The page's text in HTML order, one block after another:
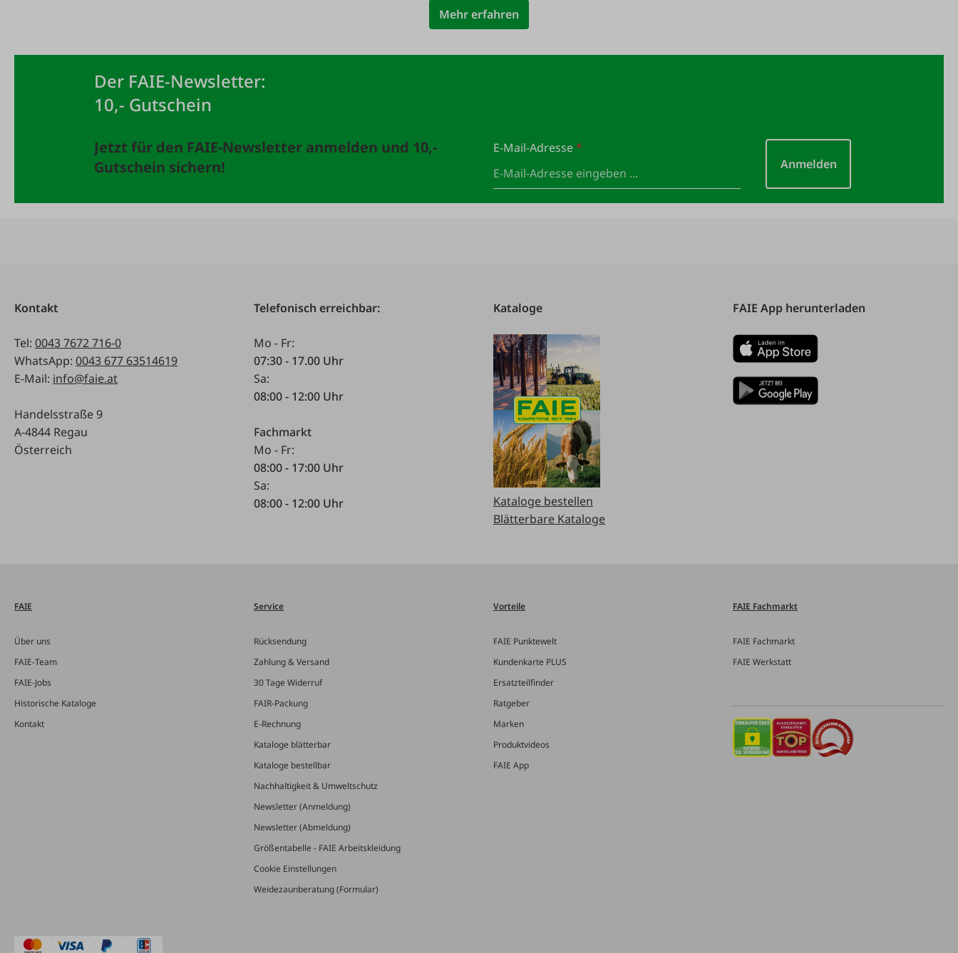
Mehr erfahren
Der FAIE-Newsletter:
10,- Gutschein
Jetzt für den FAIE-Newsletter anmelden und 10,-
Gutschein sichern!
E-Mail-Adresse*
Anmelden
Kontakt
Tel: 0043 7672 716-0
WhatsApp: 0043 677 63514619
E-Mail: info@faie.at
Handelsstraße 9
A-4844 Regau
Österreich
Telefonisch erreichbar:
Mo - Fr:
07:30 - 17.00 Uhr
Sa:
08:00 - 12:00 Uhr
Fachmarkt
Mo - Fr:
08:00 - 17:00 Uhr
Sa:
08:00 - 12:00 Uhr
Kataloge
Kataloge bestellen
Blätterbare Kataloge
FAIE App herunterladen
FAIE
Über uns
FAIE-Team
FAIE-Jobs
Historische Kataloge
Kontakt
Service
Rücksendung
Zahlung & Versand
30 Tage Widerruf
FAIR-Packung
E-Rechnung
Kataloge blätterbar
Kataloge bestellbar
Nachhaltigkeit & Umweltschutz
Newsletter (Anmeldung)
Newsletter (Abmeldung)
Größentabelle - FAIE Arbeitskleidung
Cookie Einstellungen
Weidezaunberatung (Formular)
Vorteile
FAIE Punktewelt
Kundenkarte PLUS
Ersatzteilfinder
Ratgeber
Marken
Produktvideos
FAIE App
FAIE Fachmarkt
FAIE Fachmarkt
FAIE Werkstatt